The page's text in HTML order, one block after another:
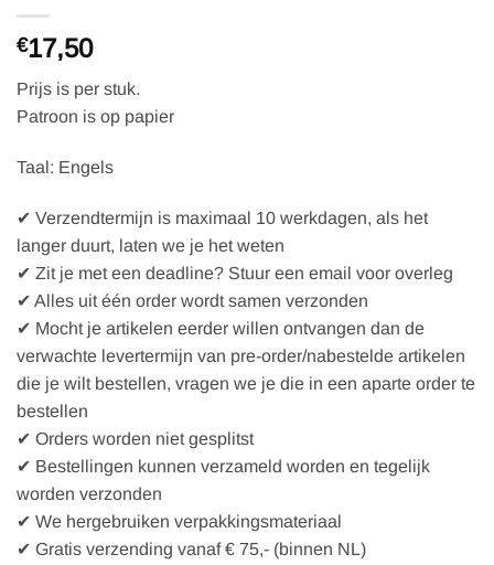
€17,50
Prijs is per stuk.
Patroon is op papier
Taal: Engels
✔ Verzendtermijn is maximaal 10 werkdagen, als het
langer duurt, laten we je het weten
✔ Zit je met een deadline? Stuur een email voor overleg
✔ Alles uit één order wordt samen verzonden
✔ Mocht je artikelen eerder willen ontvangen dan de
verwachte levertermijn van pre-order/nabestelde artikelen
die je wilt bestellen, vragen we je die in een aparte order te
bestellen
✔ Orders worden niet gesplitst
✔ Bestellingen kunnen verzameld worden en tegelijk
worden verzonden
✔ We hergebruiken verpakkingsmateriaal
✔ Gratis verzending vanaf € 75,- (binnen NL)